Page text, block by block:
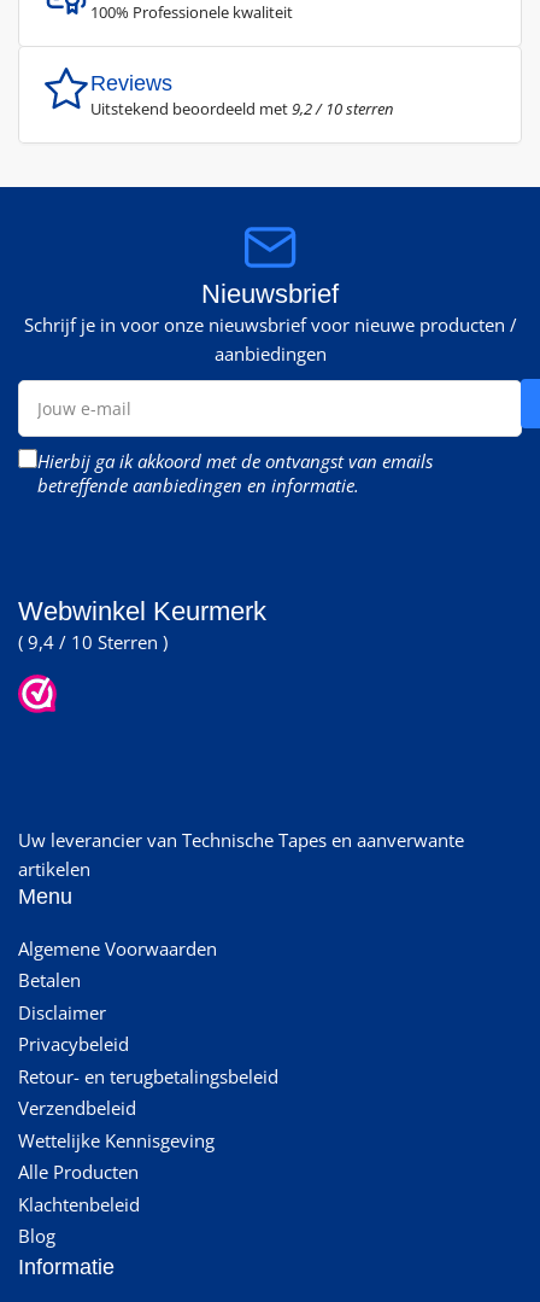
100% Professionele kwaliteit
Reviews
Uitstekend beoordeeld met9,2 / 10 sterren
Nieuwsbrief
Schrijf je in voor onze nieuwsbrief voor nieuwe producten /
aanbiedingen
Jouw
mail
Hierbij ga ik akkoord met de ontvangst van emails
betreffende aanbiedingen en informatie.
Webwinkel Keurmerk
( 9,4 / 10 Sterren )
Uw leverancier van Technische Tapes en aanverwante
artikelen
Menu
Algemene Voorwaarden
Betalen
Disclaimer
Privacybeleid
Retour- en terugbetalingsbeleid
Verzendbeleid
Wettelijke Kennisgeving
Alle Producten
Klachtenbeleid
Blog
Informatie